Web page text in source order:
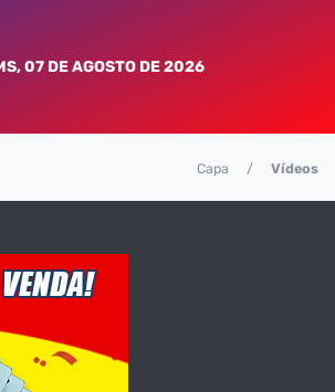
07 DE AGOSTO DE 2026
Capa Vídeos